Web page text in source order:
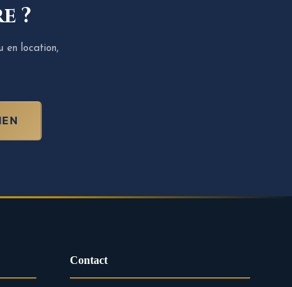
?
en location,
Contact